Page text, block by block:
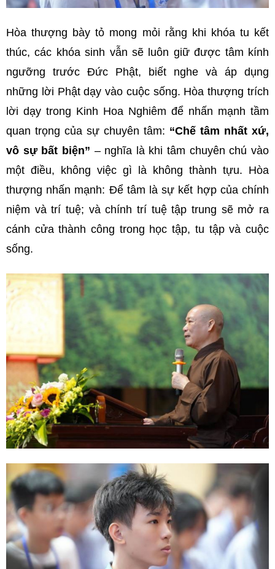
Hòa thượng bày tỏ mong mỏi rằng khi khóa tu kết
thúc, các khóa sinh vẫn sẽ luôn giữ được tâm kính
ngưỡng trước Đức Phật, biết nghe và áp dụng
những lời Phật dạy vào cuộc sống. Hòa thượng trích
lời dạy trong Kinh Hoa Nghiêm để nhấn mạnh tầm
quan trọng của sự chuyên tâm: “Chế tâm nhất xứ,
vô sự bất biện” – nghĩa là khi tâm chuyên chú vào
một điều, không việc gì là không thành tựu. Hòa
thượng nhấn mạnh: Để tâm là sự kết hợp của chính
niệm và trí tuệ; và chính trí tuệ tập trung sẽ mở ra
cánh cửa thành công trong học tập, tu tập và cuộc
sống.